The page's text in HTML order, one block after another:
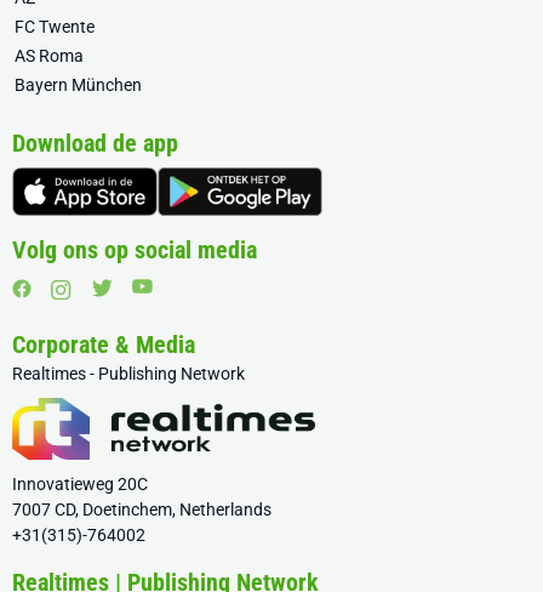
FC Twente
AS Roma
Bayern München
Download de app
Volg ons op social media
Corporate & Media
Realtimes - Publishing Network
Innovatieweg 20C
7007 CD, Doetinchem, Netherlands
+31(315)-764002
Realtimes | Publishing Network